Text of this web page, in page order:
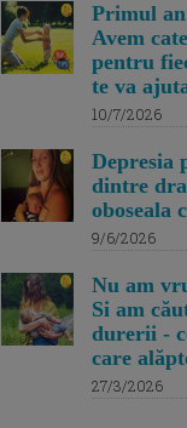
Primul
Avem
pentru
te va
10/7/2026
Depresia
dintre
oboseala
9/6/2026
Nu am
Si am
durerii -
care
27/3/2026